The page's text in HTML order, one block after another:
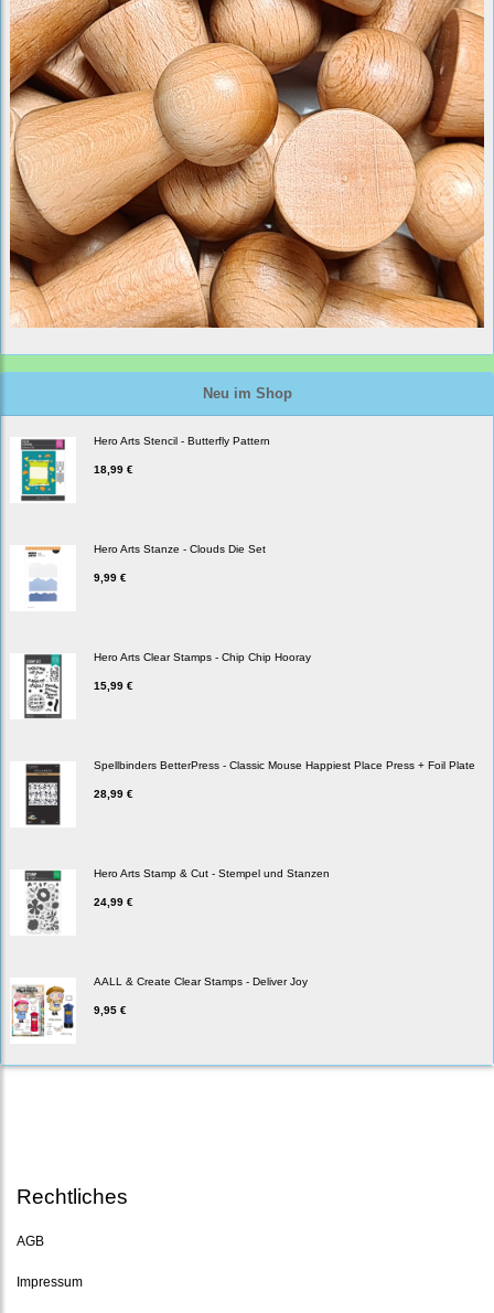
Neu im Shop
Hero Arts Stencil - Butterfly Pattern
18,99 €
Hero Arts Stanze - Clouds Die Set
9,99 €
Hero Arts Clear Stamps - Chip Chip Hooray
15,99 €
Spellbinders BetterPress - Classic Mouse Happiest Place Press + Foil Plate
28,99 €
Hero Arts Stamp & Cut - Stempel und Stanzen
24,99 €
AALL & Create Clear Stamps - Deliver Joy
9,95 €
Rechtliches
AGB
Impressum